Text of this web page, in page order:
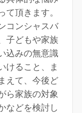
て頂きます。
コンシャスバ
子どもや家族
込みの無意識
けること、ま
えて、今後ど
ら家族の対象
などを検討し